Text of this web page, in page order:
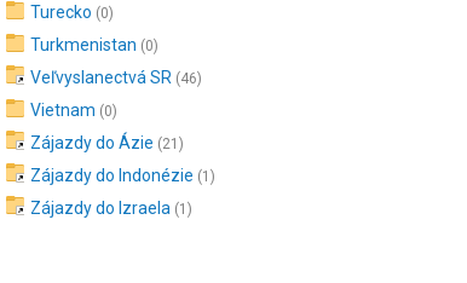
Turecko (0)
Turkmenistan (0)
Veľvyslanectvá SR (46)
Vietnam (0)
Zájazdy do Ázie (21)
Zájazdy do Indonézie (1)
Zájazdy do Izraela (1)